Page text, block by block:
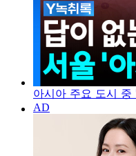
아시아 주요 도시